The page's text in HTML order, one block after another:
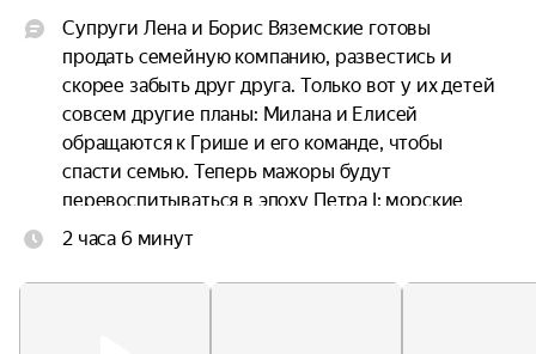
Супруги Лена и Борис Вяземские готовы
продать семейную компанию, развестись и
скорее забыть друг друга. Только вот у их детей
совсем другие планы: Милана и Елисей
обращаются к Грише и его команде, чтобы
спасти семью. Теперь мажоры будут
перевоспитываться в эпоху Петра I: морские
приключения и опасности заставят их
осознать, что нет ничего важнее семьи.
2 часа 6 минут